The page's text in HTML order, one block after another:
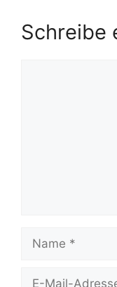
Schreibe
Name